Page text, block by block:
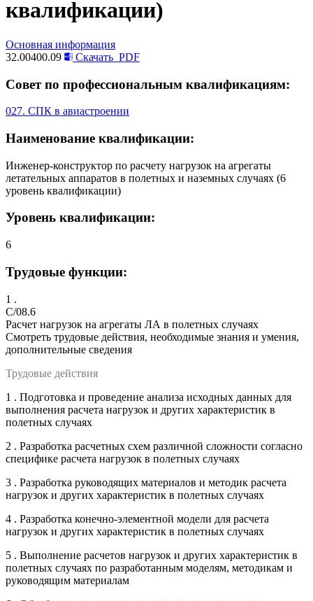
квалификации)
Основная информация
32.00400.09
Скачать PDF
Совет по профессиональным квалификациям:
027. СПК в авиастроении
Наименование квалификации:
Инженер-конструктор по расчету нагрузок на агрегаты
летательных аппаратов в полетных и наземных случаях (6
уровень квалификации)
Уровень квалификации:
6
Трудовые функции:
1 .
C/08.6
Расчет нагрузок на агрегаты ЛА в полетных случаях
Смотреть трудовые действия, необходимые знания и умения,
дополнительные сведения
Трудовые действия
1 . Подготовка и проведение анализа исходных данных для
выполнения расчета нагрузок и других характеристик в
полетных случаях
2 . Разработка расчетных схем различной сложности согласно
специфике расчета нагрузок в полетных случаях
3 . Разработка руководящих материалов и методик расчета
нагрузок и других характеристик в полетных случаях
4 . Разработка конечно-элементной модели для расчета
нагрузок и других характеристик в полетных случаях
5 . Выполнение расчетов нагрузок и других характеристик в
полетных случаях по разработанным моделям, методикам и
руководящим материалам